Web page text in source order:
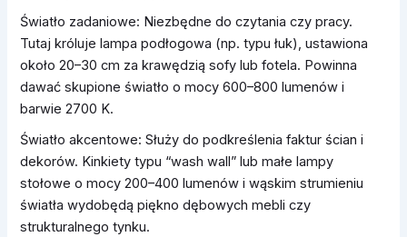
Światło zadaniowe: Niezbędne do czytania czy pracy.
Tutaj króluje lampa podłogowa (np. typu łuk), ustawiona
około 20–30 cm za krawędzią sofy lub fotela. Powinna
dawać skupione światło o mocy 600–800 lumenów i
barwie 2700 K.
Światło akcentowe: Służy do podkreślenia faktur ścian i
dekorów. Kinkiety typu “wash wall” lub małe lampy
stołowe o mocy 200–400 lumenów i wąskim strumieniu
światła wydobędą piękno dębowych mebli czy
strukturalnego tynku.